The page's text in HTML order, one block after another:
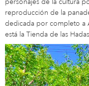
reproducción de la
dedicada por completo a
está la Tienda de las